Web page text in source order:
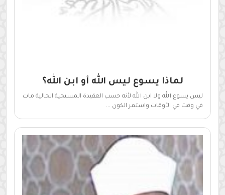
لماذا يسوع ليس الله أو ابن الله؟
ليس يسوع الله ولا ابن الله لأنه حسب العقيدة المسيحية الحالية مات
في وقت في الأوقات واستمر الكون ...